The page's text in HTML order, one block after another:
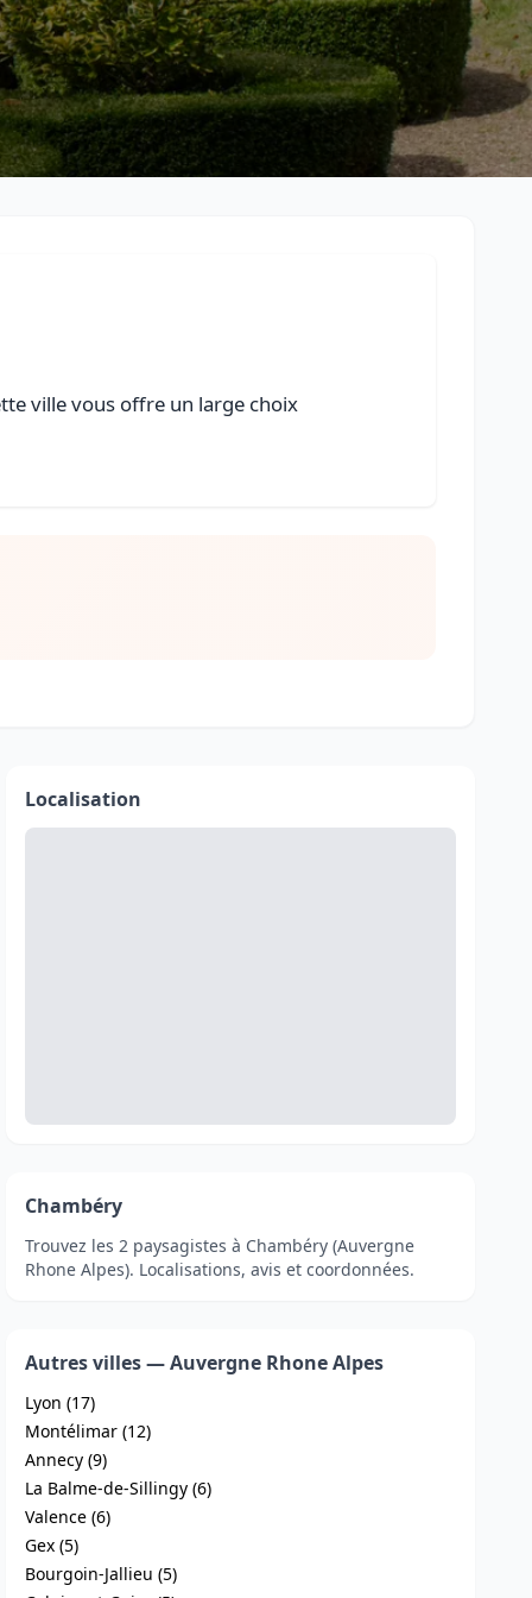
ville vous offre un large choix
Localisation
Chambéry
Trouvez les 2 paysagistes à Chambéry (Auvergne
Rhone Alpes). Localisations, avis et coordonnées.
Autres villes — Auvergne Rhone Alpes
Lyon (17)
Montélimar (12)
Annecy (9)
La Balme-de-Sillingy (6)
Valence (6)
Gex (5)
Bourgoin-Jallieu (5)